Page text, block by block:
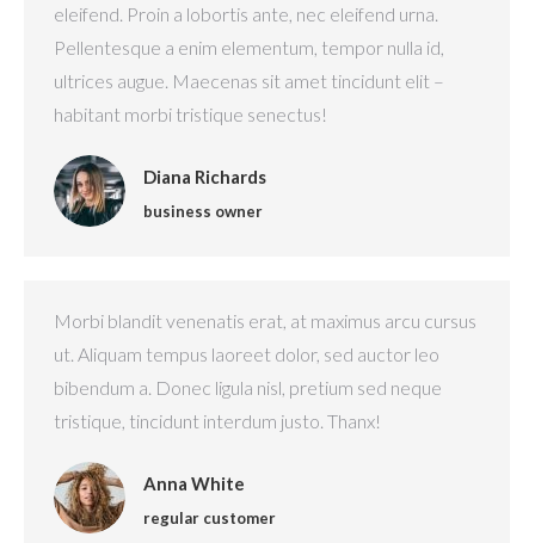
eleifend. Proin a lobortis ante, nec eleifend urna.
Pellentesque a enim elementum, tempor nulla id,
ultrices augue. Maecenas sit amet tincidunt elit –
habitant morbi tristique senectus!
Diana Richards
business owner
Morbi blandit venenatis erat, at maximus arcu cursus
ut. Aliquam tempus laoreet dolor, sed auctor leo
bibendum a. Donec ligula nisl, pretium sed neque
tristique, tincidunt interdum justo. Thanx!
Anna White
regular customer